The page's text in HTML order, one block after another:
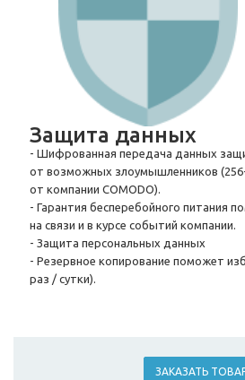
Защита данных
- Шифрованная передача данных
от возможных злоумышленников (
от компании COMODO).
- Гарантия бесперебойного питания
на связи и в курсе событий компании.
- Защита персональных данных
- Резервное копирование поможет
раз / сутки).
ЗАКАЗАТЬ